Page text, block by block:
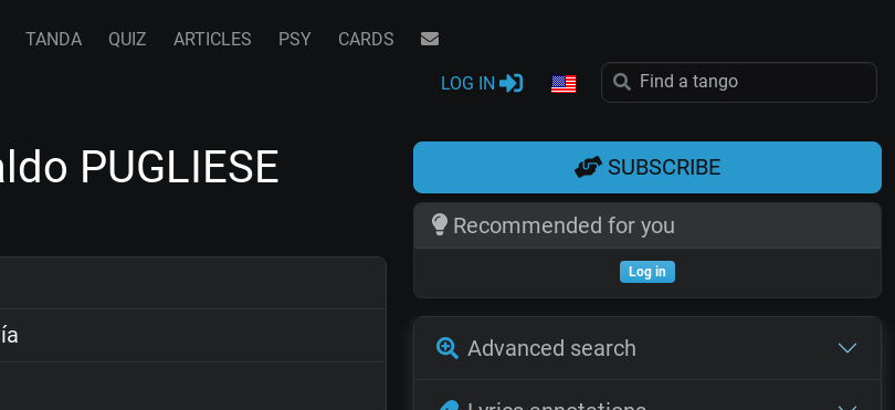
TANDA QUIZ ARTICLES PSY CARDS
LOG IN
PUGLIESE SUBSCRIBE
Recommended for you
Log in
Advanced search